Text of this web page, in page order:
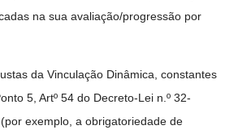
na sua avaliação/progressão por
da Vinculação Dinâmica, constantes
5, Artº 54 do Decreto-Lei n.º 32-
exemplo, a obrigatoriedade de